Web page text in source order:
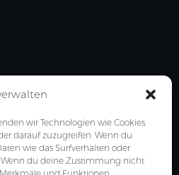
wir Technologien wie Cookies,
darauf zuzugreifen. Wenn du
wie das Surfverhalten oder
Wenn du deine Zustimmung nicht